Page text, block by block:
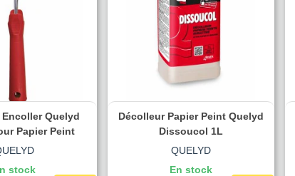
Quelyd
Papier Peint
stock
Décolleur Papier Peint Quelyd
Dissoucol 1L
QUELYD
En stock